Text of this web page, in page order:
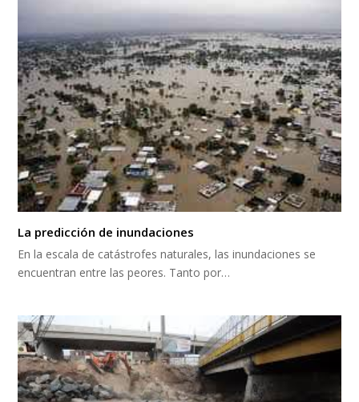
La predicción de inundaciones
En la escala de catástrofes naturales, las inundaciones se
encuentran entre las peores. Tanto por…